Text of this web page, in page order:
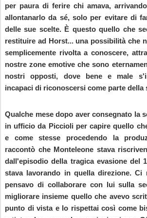
per paura di ferire chi amava,
allontanarlo da sé, solo per evitare di
delle sue scelte. È questo quello che
restituire ad Horst... una possibilità che
semplicemente rivolta a conoscere,
nostre zone emotive che sono
nostri opposti, dove bene e male
incapaci di riconoscersi come parte della
Qualche mese dopo aver consegnato la
in ufficio da Piccioli per capire quello
e come stesse procedendo la
raccontò che Monteleone stava
dall'episodio della tragica evasione del
stava lavorando in quella direzione. Ci
pensavo di collaborare con lui sulla
migliorare insieme quello che avevo
punto di vista e lo rispettai così come